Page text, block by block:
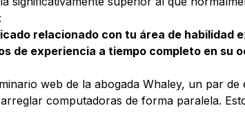
relacionado con tu área de habilidad
de experiencia a tiempo completo en su
web de la abogada Whaley, un par
computadoras de forma paralela.